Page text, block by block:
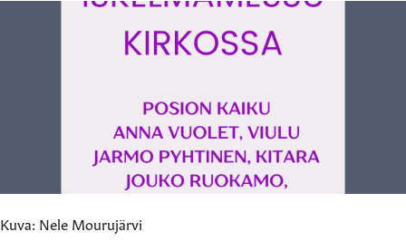
Kuva: Nele Mourujärvi